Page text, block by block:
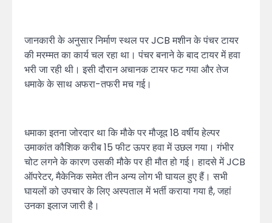
जानकारी के अनुसार निर्माण स्थल पर JCB मशीन के पंचर टायर
की मरम्मत का कार्य चल रहा था। पंचर बनाने के बाद टायर में हवा
भरी जा रही थी। इसी दौरान अचानक टायर फट गया और तेज
धमाके के साथ अफरा-तफरी मच गई।
धमाका इतना जोरदार था कि मौके पर मौजूद 18 वर्षीय हेल्पर
उमाकांत कौशिक करीब 15 फीट ऊपर हवा में उछल गया। गंभीर
चोट लगने के कारण उसकी मौके पर ही मौत हो गई। हादसे में JCB
ऑपरेटर, मैकेनिक समेत तीन अन्य लोग भी घायल हुए हैं। सभी
घायलों को उपचार के लिए अस्पताल में भर्ती कराया गया है, जहां
उनका इलाज जारी है।